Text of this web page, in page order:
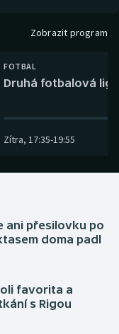
Zobrazit program
FOTBAL
Druhá fotbalová
Zítra, 17:35-19:55
ani přesilovku po
doma padl
favorita a
s Rigou